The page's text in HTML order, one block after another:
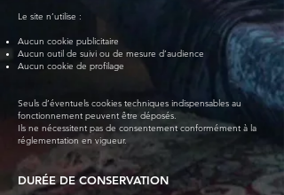
Le site n’utilise :
Aucun cookie publicitaire
Aucun outil de suivi ou de mesure d’audience
Aucun cookie de profilage
Seuls d’éventuels cookies techniques indispensables au
fonctionnement peuvent être déposés.
Ils ne nécessitent pas de consentement conformément à la
réglementation en vigueur.
DURÉE DE CONSERVATION